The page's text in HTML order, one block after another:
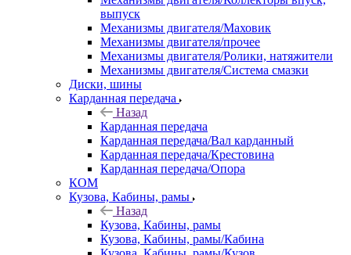
выпуск
Механизмы двигателя/Маховик
Механизмы двигателя/прочее
Механизмы двигателя/Ролики, натяжители
Механизмы двигателя/Система смазки
Диски, шины
Карданная передача
Назад
Карданная передача
Карданная передача/Вал карданный
Карданная передача/Крестовина
Карданная передача/Опора
КОМ
Кузова, Кабины, рамы
Назад
Кузова, Кабины, рамы
Кузова, Кабины, рамы/Кабина